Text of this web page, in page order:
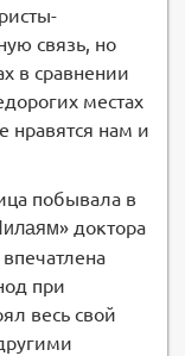
связь, но
в сравнении
местах
нравятся нам и
побывала в
» доктора
при
весь свой